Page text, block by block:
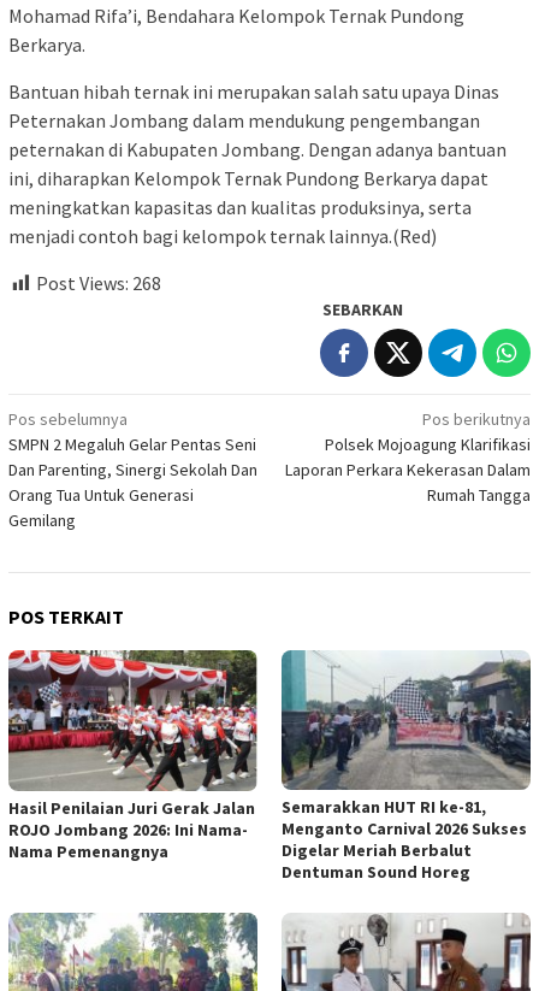
Mohamad Rifa’i, Bendahara Kelompok Ternak Pundong
Berkarya.
Bantuan hibah ternak ini merupakan salah satu upaya Dinas
Peternakan Jombang dalam mendukung pengembangan
peternakan di Kabupaten Jombang. Dengan adanya bantuan
ini, diharapkan Kelompok Ternak Pundong Berkarya dapat
meningkatkan kapasitas dan kualitas produksinya, serta
menjadi contoh bagi kelompok ternak lainnya.(Red)
Post Views: 268
SEBARKAN
Navigasi
pos
Pos sebelumnya
SMPN 2 Megaluh Gelar Pentas Seni
Dan Parenting, Sinergi Sekolah Dan
Orang Tua Untuk Generasi
Gemilang
Pos berikutnya
Polsek Mojoagung Klarifikasi
Laporan Perkara Kekerasan Dalam
Rumah Tangga
POS TERKAIT
Hasil Penilaian Juri Gerak Jalan
ROJO Jombang 2026: Ini Nama-
Nama Pemenangnya
Semarakkan HUT RI ke-81,
Menganto Carnival 2026 Sukses
Digelar Meriah Berbalut
Dentuman Sound Horeg